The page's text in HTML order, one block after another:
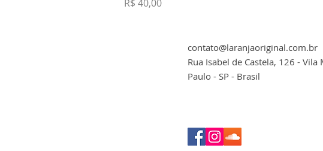
R$ 40,00
contato@laranjaoriginal.com.br
Rua Isabel de Castela, 126 - Vila
Paulo - SP - Brasil